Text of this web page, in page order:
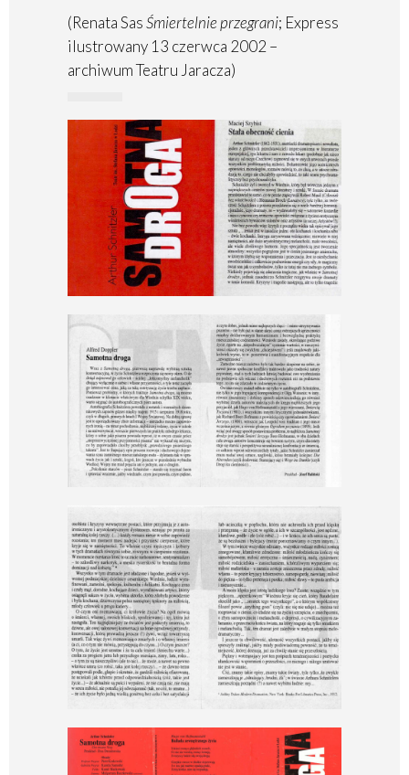
(Renata SasŚmiertelnie przegrani; Express
ilustrowany 13 czerwca 2002 –
archiwum Teatru Jaracza)